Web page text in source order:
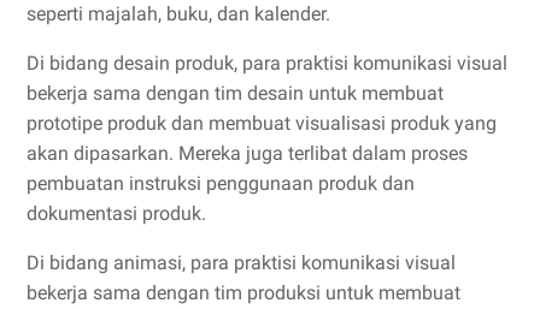
seperti majalah, buku, dan kalender.
Di bidang desain produk, para praktisi komunikasi visual
bekerja sama dengan tim desain untuk membuat
prototipe produk dan membuat visualisasi produk yang
akan dipasarkan. Mereka juga terlibat dalam proses
pembuatan instruksi penggunaan produk dan
dokumentasi produk.
Di bidang animasi, para praktisi komunikasi visual
bekerja sama dengan tim produksi untuk membuat